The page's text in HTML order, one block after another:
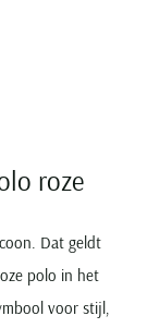
roze
Dat geldt
polo in het
voor stijl,